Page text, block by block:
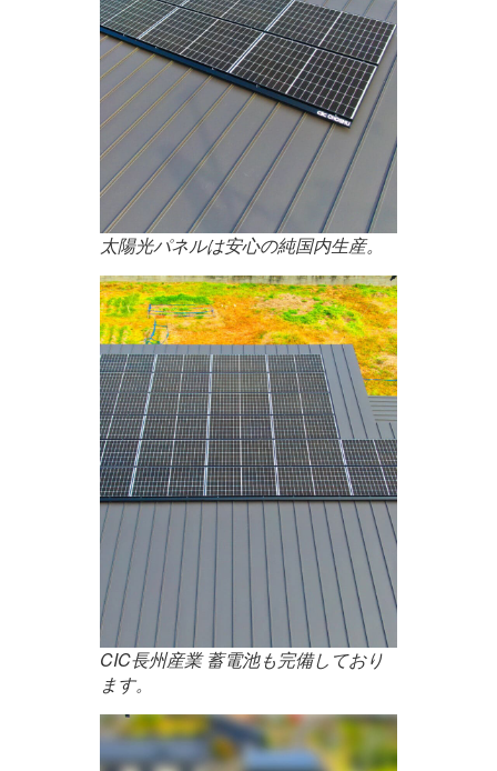
太陽光パネルは安心の純国内生産。
CIC長州産業 蓄電池も完備しており
ます。